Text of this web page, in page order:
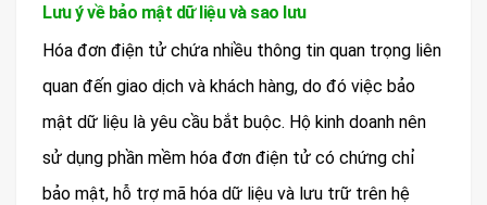
Lưu ý về bảo mật dữ liệu và sao lưu
Hóa đơn điện tử chứa nhiều thông tin quan trọng liên
quan đến giao dịch và khách hàng, do đó việc bảo
mật dữ liệu là yêu cầu bắt buộc. Hộ kinh doanh nên
sử dụng phần mềm hóa đơn điện tử có chứng chỉ
bảo mật, hỗ trợ mã hóa dữ liệu và lưu trữ trên hệ